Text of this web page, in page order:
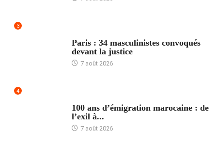
3
Paris : 34 masculinistes convoqués
devant la justice
7 août 2026
4
100 ans d’émigration marocaine : de
l’exil à...
7 août 2026